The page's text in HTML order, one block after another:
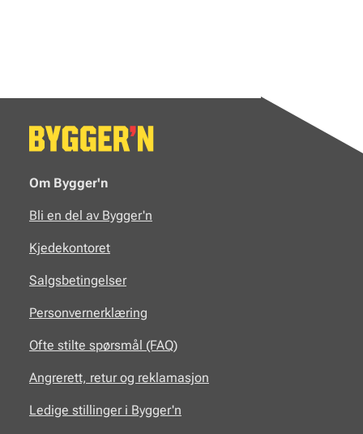
Om Bygger'n
Bli en del av Bygger'n
Kjedekontoret
Salgsbetingelser
Personvernerklæring
Ofte stilte spørsmål (FAQ)
Angrerett, retur og reklamasjon
Ledige stillinger i Bygger'n